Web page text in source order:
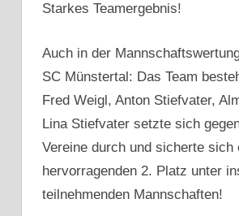
Starkes Teamergebnis!
Auch in der
SC Münstertal: Das Team
Fred Weigl, Anton Stiefvater,
Lina Stiefvater setzte sich
Vereine durch und sicherte sich
hervorragenden 2. Platz unter
teilnehmenden Mannschaften!